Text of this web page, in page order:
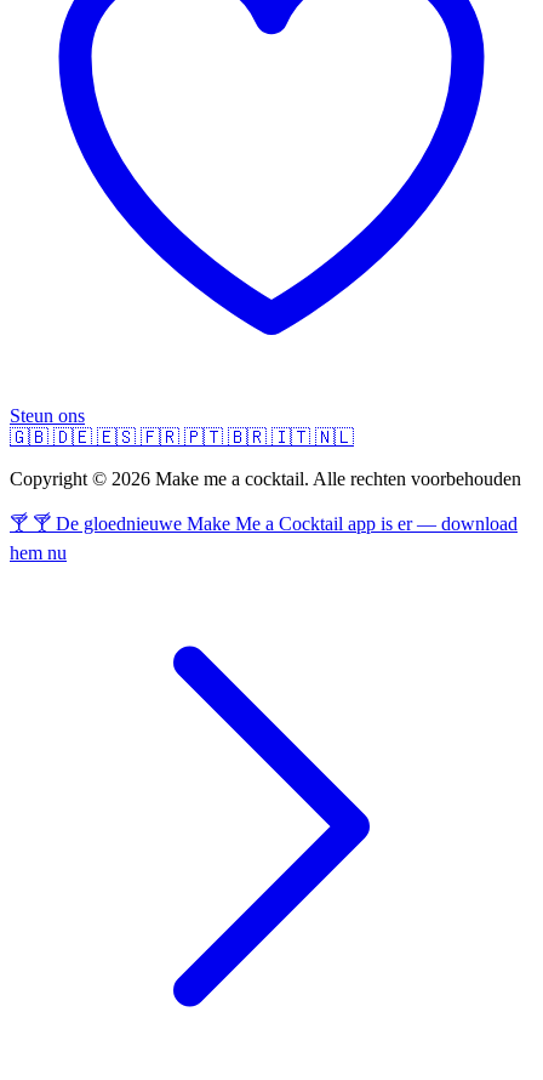
Steun ons
🇬🇧 🇩🇪 🇪🇸 🇫🇷 🇵🇹 🇧🇷 🇮🇹 🇳🇱
Copyright © 2026 Make me a cocktail. Alle rechten voorbehouden
🍸 🍸 De gloednieuwe Make Me a Cocktail app is er — download
hem nu